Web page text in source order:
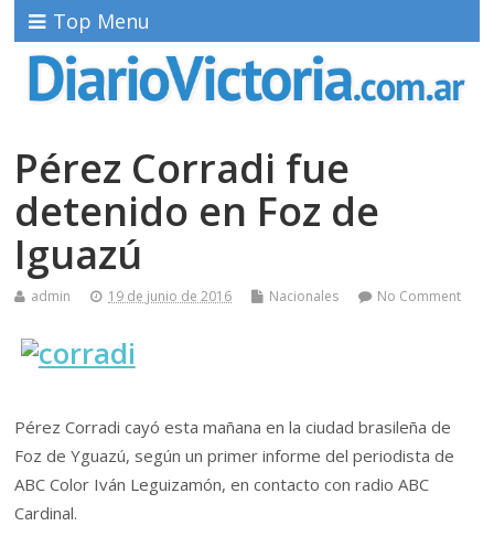
Top Menu
Pérez Corradi fue
detenido en Foz de
Iguazú
admin 19 de junio de 2016 Nacionales No Comment
Pérez Corradi cayó esta mañana en la ciudad brasileña de
Foz de Yguazú, según un primer informe del periodista de
ABC Color Iván Leguizamón, en contacto con radio ABC
Cardinal.